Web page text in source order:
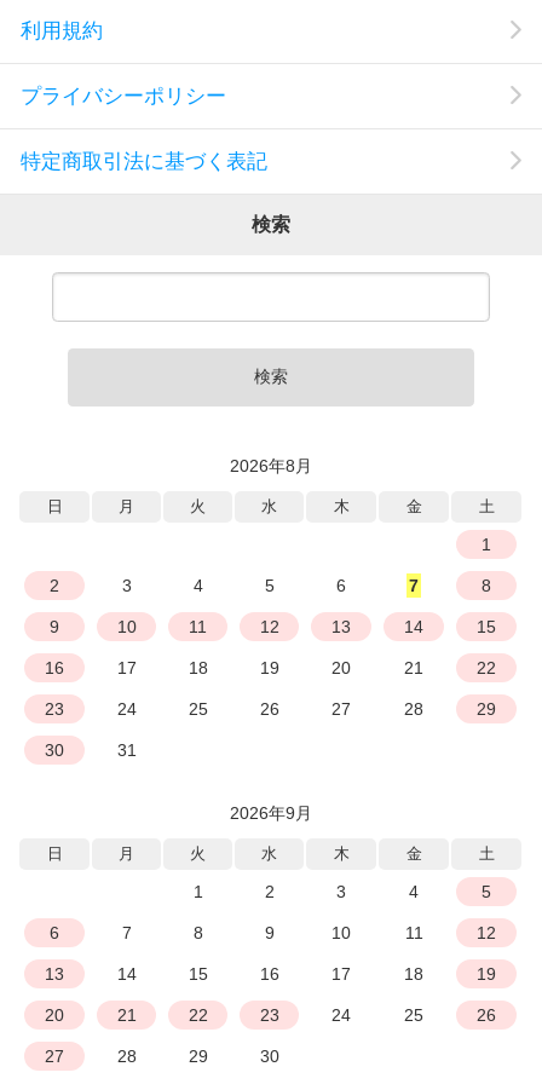
利用規約
プライバシーポリシー
特定商取引法に基づく表記
検索
検索
2026年8月
日 月 火 水 木 金 土
1
2 3 4 5 6 7 8
9 10 11 12 13 14 15
16 17 18 19 20 21 22
23 24 25 26 27 28 29
30 31
2026年9月
日 月 火 水 木 金 土
1 2 3 4 5
6 7 8 9 10 11 12
13 14 15 16 17 18 19
20 21 22 23 24 25 26
27 28 29 30